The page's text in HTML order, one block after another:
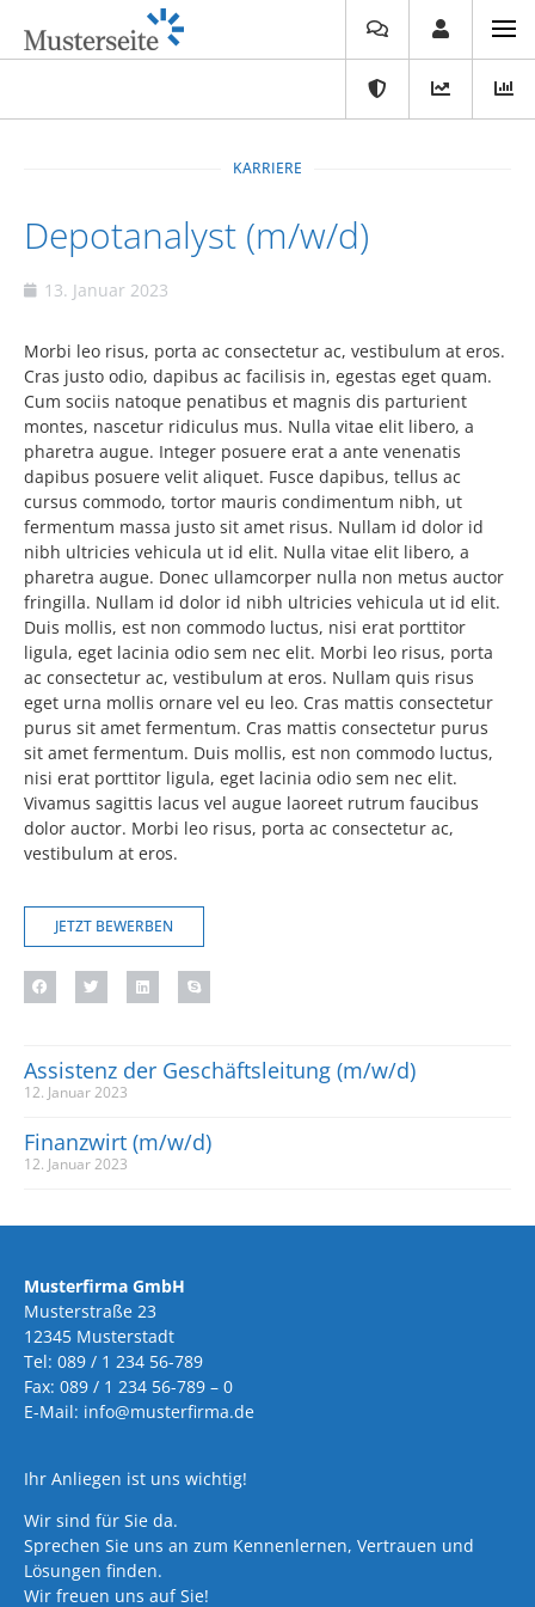
KARRIERE
Depotanalyst (m/w/d)
13. Januar 2023
Morbi leo risus, porta ac consectetur ac, vestibulum at eros.
Cras justo odio, dapibus ac facilisis in, egestas eget quam.
Cum sociis natoque penatibus et magnis dis parturient
montes, nascetur ridiculus mus. Nulla vitae elit libero, a
pharetra augue. Integer posuere erat a ante venenatis
dapibus posuere velit aliquet. Fusce dapibus, tellus ac
cursus commodo, tortor mauris condimentum nibh, ut
fermentum massa justo sit amet risus. Nullam id dolor id
nibh ultricies vehicula ut id elit. Nulla vitae elit libero, a
pharetra augue. Donec ullamcorper nulla non metus auctor
fringilla. Nullam id dolor id nibh ultricies vehicula ut id elit.
Duis mollis, est non commodo luctus, nisi erat porttitor
ligula, eget lacinia odio sem nec elit. Morbi leo risus, porta
ac consectetur ac, vestibulum at eros. Nullam quis risus
eget urna mollis ornare vel eu leo. Cras mattis consectetur
purus sit amet fermentum. Cras mattis consectetur purus
sit amet fermentum. Duis mollis, est non commodo luctus,
nisi erat porttitor ligula, eget lacinia odio sem nec elit.
Vivamus sagittis lacus vel augue laoreet rutrum faucibus
dolor auctor. Morbi leo risus, porta ac consectetur ac,
vestibulum at eros.
JETZT BEWERBEN
Assistenz der Geschäftsleitung (m/w/d)
12. Januar 2023
Finanzwirt (m/w/d)
12. Januar 2023
Musterfirma GmbH
Musterstraße 23
12345 Musterstadt
Tel: 089 / 1 234 56-789
Fax: 089 / 1 234 56-789 – 0
E-Mail: info@musterfirma.de
Ihr Anliegen ist uns wichtig!
Wir sind für Sie da.
Sprechen Sie uns an zum Kennenlernen, Vertrauen und
Lösungen finden.
Wir freuen uns auf Sie!